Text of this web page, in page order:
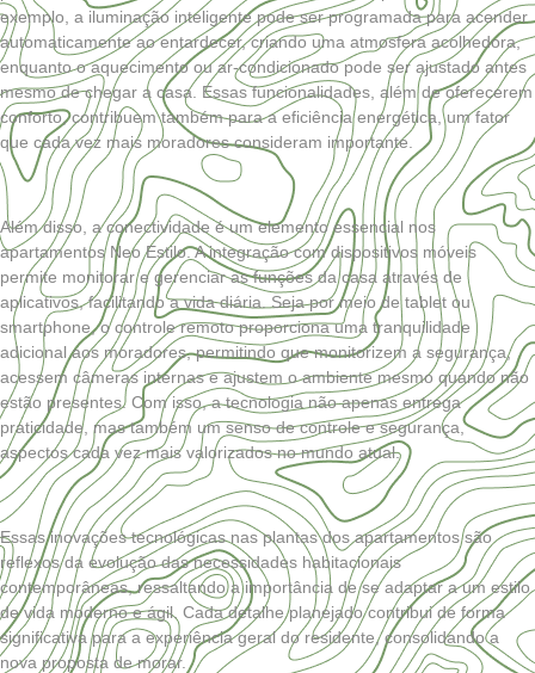
exemplo, a iluminação inteligente pode ser programada para acender
automaticamente ao entardecer, criando uma atmosfera acolhedora,
enquanto o aquecimento ou ar-condicionado pode ser ajustado antes
mesmo de chegar a casa. Essas funcionalidades, além de oferecerem
conforto, contribuem também para a eficiência energética, um fator
que cada vez mais moradores consideram importante.
Além disso, a conectividade é um elemento essencial nos
apartamentos Neo Estilo. A integração com dispositivos móveis
permite monitorar e gerenciar as funções da casa através de
aplicativos, facilitando a vida diária. Seja por meio de tablet ou
smartphone, o controle remoto proporciona uma tranquilidade
adicional aos moradores, permitindo que monitorizem a segurança,
acessem câmeras internas e ajustem o ambiente mesmo quando não
estão presentes. Com isso, a tecnologia não apenas entrega
praticidade, mas também um senso de controle e segurança,
aspectos cada vez mais valorizados no mundo atual.
Essas inovações tecnológicas nas plantas dos apartamentos são
reflexos da evolução das necessidades habitacionais
contemporâneas, ressaltando a importância de se adaptar a um estilo
de vida moderno e ágil. Cada detalhe planejado contribui de forma
significativa para a experiência geral do residente, consolidando a
nova proposta de morar.